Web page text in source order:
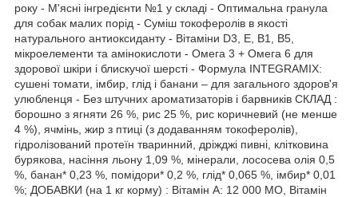
року - М'ясні інгредієнти №1 у складі - Оптимальна гранула
для собак малих порід - Суміш токоферолів в якості
натурального антиоксиданту - Вітаміни D3, E, B1, B5,
мікроелементи та амінокислоти - Омега 3 + Омега 6 для
здорової шкіри і блискучої шерсті - Формула INTEGRAMIX:
сушені томати, імбир, глід і банани – для загального здоров'я
улюбленця - Без штучних ароматизаторів і барвників СКЛАД :
борошно з ягняти 26 %, рис 25 %, рис коричневий (не менше
4 %), ячмінь, жир з птиці (з додаванням токоферолів),
гідролізований протеїн тваринний, дріжджі пивні, клітковина
бурякова, насіння льону 1,09 %, мінерали, лососева олія 0,5
%, банан* 0,23 %, помідори* 0,2 %, глід* 0,065 %, імбир* 0,01
%; ДОБАВКИ (на 1 кг корму) : Вітамін А: 12 000 МО, Вітамін